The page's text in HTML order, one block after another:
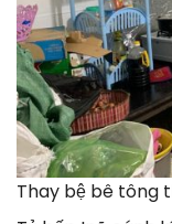
Thay bệ bê tông